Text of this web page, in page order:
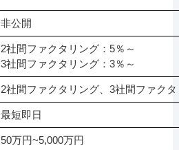
非公開
2社間ファクタリング：5％～
3社間ファクタリング：3％～
2社間ファクタリング、3社間ファク
最短即日
50万円~5,000万円